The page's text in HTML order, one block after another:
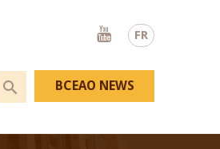
FR
Youtube
BCEAO NEWS